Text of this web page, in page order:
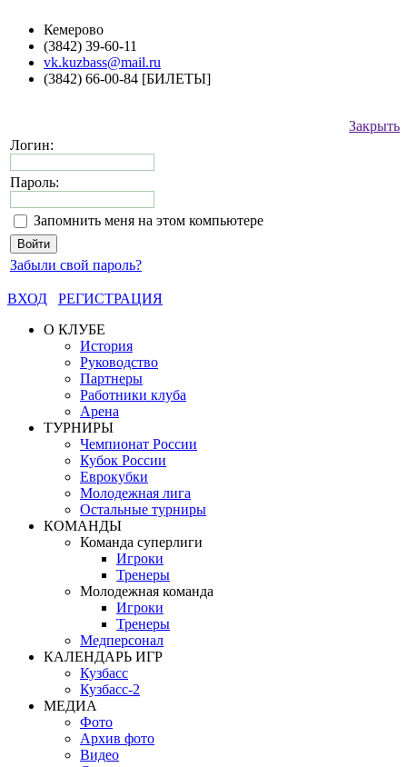
Кемерово
(3842) 39-60-11
vk.kuzbass@mail.ru
(3842) 66-00-84 [БИЛЕТЫ]
Закрыть
Логин:
Пароль:
Запомнить меня на этом компьютере
Забыли свой пароль?
ВХОД
РЕГИСТРАЦИЯ
О КЛУБЕ
История
Руководство
Партнеры
Работники клуба
Арена
ТУРНИРЫ
Чемпионат России
Кубок России
Еврокубки
Молодежная лига
Остальные турниры
КОМАНДЫ
Команда суперлиги
Игроки
Тренеры
Молодежная команда
Игроки
Тренеры
Медперсонал
КАЛЕНДАРЬ ИГР
Кузбасс
Кузбасс-2
МЕДИА
Фото
Архив фото
Видео